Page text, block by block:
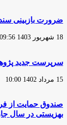
ضرورت بازبینی
18 شهریور 1403 09:56
سرپرست جدید
15 مرداد 1402 10:00
صندوق‌ حمایت از
بهزیستی در سال